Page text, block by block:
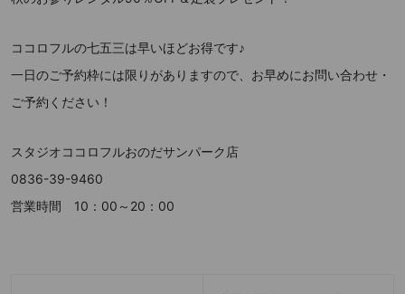
ココロフルの七五三は早いほどお得です♪
一日のご予約枠には限りがありますので、お早めにお問い合わせ・
ご予約ください！
スタジオココロフルおのだサンパーク店
0836-39-9460
営業時間 10：00～20：00